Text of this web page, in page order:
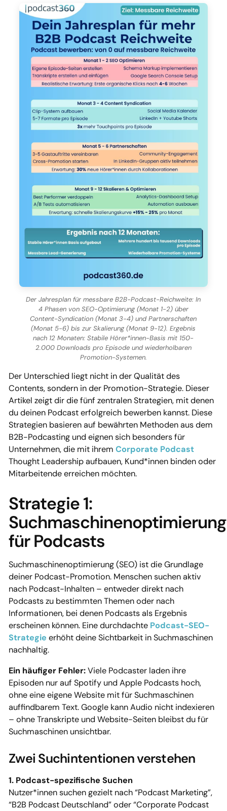
Der Jahresplan für messbare B2B-Podcast-Reichweite: In
4 Phasen von SEO-Optimierung (Monat 1-2) über
Content-Syndication (Monat 3-4) und Partnerschaften
(Monat 5-6) bis zur Skalierung (Monat 9-12). Ergebnis
nach 12 Monaten: Stabile Hörer*innen-Basis mit 150-
2.000 Downloads pro Episode und wiederholbaren
Promotion-Systemen.
Der Unterschied liegt nicht in der Qualität des
Contents, sondern in der Promotion-Strategie. Dieser
Artikel zeigt dir die fünf zentralen Strategien, mit denen
du deinen Podcast erfolgreich bewerben kannst. Diese
Strategien basieren auf bewährten Methoden aus dem
B2B-Podcasting und eignen sich besonders für
Unternehmen, die mit ihremCorporate Podcast
Thought Leadership aufbauen, Kund*innen binden oder
Mitarbeitende erreichen möchten.
Strategie 1:
Suchmaschinenoptimierung
für Podcasts
Suchmaschinenoptimierung (SEO) ist die Grundlage
deiner Podcast-Promotion. Menschen suchen aktiv
nach Podcast-Inhalten – entweder direkt nach
Podcasts zu bestimmten Themen oder nach
Informationen, bei denen Podcasts als Ergebnis
erscheinen können. Eine durchdachte Podcast-SEO-
Strategie erhöht deine Sichtbarkeit in Suchmaschinen
nachhaltig.
Ein häufiger Fehler:Viele Podcaster laden ihre
Episoden nur auf Spotify und Apple Podcasts hoch,
ohne eine eigene Website mit für Suchmaschinen
auffindbarem Text. Google kann Audio nicht indexieren
– ohne Transkripte und Website-Seiten bleibst du für
Suchmaschinen unsichtbar.
Zwei Suchintentionen verstehen
1. Podcast-spezifische Suchen
Nutzer*innen suchen gezielt nach “Podcast Marketing”,
“B2B Podcast Deutschland” oder “Corporate Podcast